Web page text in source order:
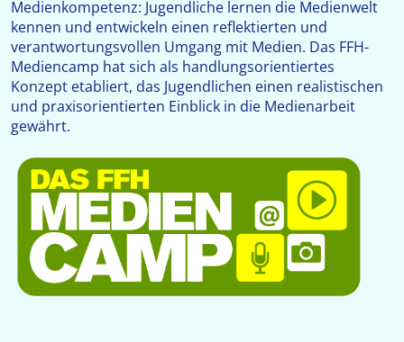
Medienkompetenz: Jugendliche lernen die Medienwelt
kennen und entwickeln einen reflektierten und
verantwortungsvollen Umgang mit Medien. Das FFH-
Mediencamp hat sich als handlungsorientiertes
Konzept etabliert, das Jugendlichen einen realistischen
und praxisorientierten Einblick in die Medienarbeit
gewährt.